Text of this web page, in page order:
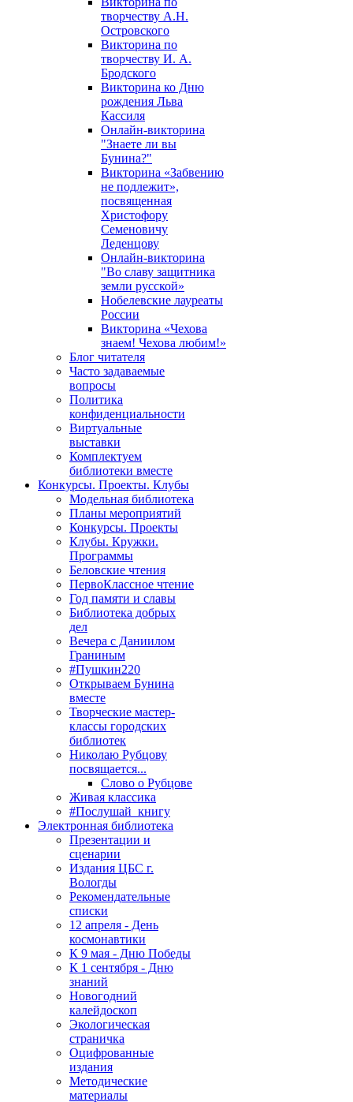
творчеству А.Н.
Островского
Викторина по
творчеству И. А.
Бродского
Викторина ко Дню
рождения Льва
Кассиля
Онлайн-викторина
"Знаете ли вы
Бунина?"
Викторина «Забвению
не подлежит»,
посвященная
Христофору
Семеновичу
Леденцову
Онлайн-викторина
"Во славу защитника
земли русской»
Нобелевские лауреаты
России
Викторина «Чехова
знаем! Чехова любим!»
Блог читателя
Часто задаваемые
вопросы
Политика
конфиденциальности
Виртуальные
выставки
Комплектуем
библиотеки вместе
Конкурсы. Проекты. Клубы
Модельная библиотека
Планы мероприятий
Конкурсы. Проекты
Клубы. Кружки.
Программы
Беловские чтения
ПервоКлассное чтение
Год памяти и славы
Библиотека добрых
дел
Вечера с Даниилом
Граниным
#Пушкин220
Открываем Бунина
вместе
Творческие мастер-
классы городских
библиотек
Николаю Рубцову
посвящается...
Слово о Рубцове
Живая классика
#Послушай_книгу
Электронная библиотека
Презентации и
сценарии
Издания ЦБС г.
Вологды
Рекомендательные
списки
12 апреля - День
космонавтики
К 9 мая - Дню Победы
К 1 сентября - Дню
знаний
Новогодний
калейдоскоп
Экологическая
страничка
Оцифрованные
издания
Методические
материалы